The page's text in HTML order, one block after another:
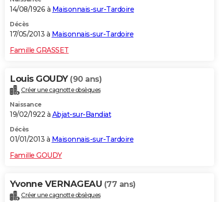
14/08/1926 à Maisonnais-sur-Tardoire
Décès
17/05/2013 à Maisonnais-sur-Tardoire
Famille GRASSET
Louis GOUDY (90 ans)
Créer une cagnotte obsèques
Naissance
19/02/1922 à Abjat-sur-Bandiat
Décès
01/01/2013 à Maisonnais-sur-Tardoire
Famille GOUDY
Yvonne VERNAGEAU (77 ans)
Créer une cagnotte obsèques